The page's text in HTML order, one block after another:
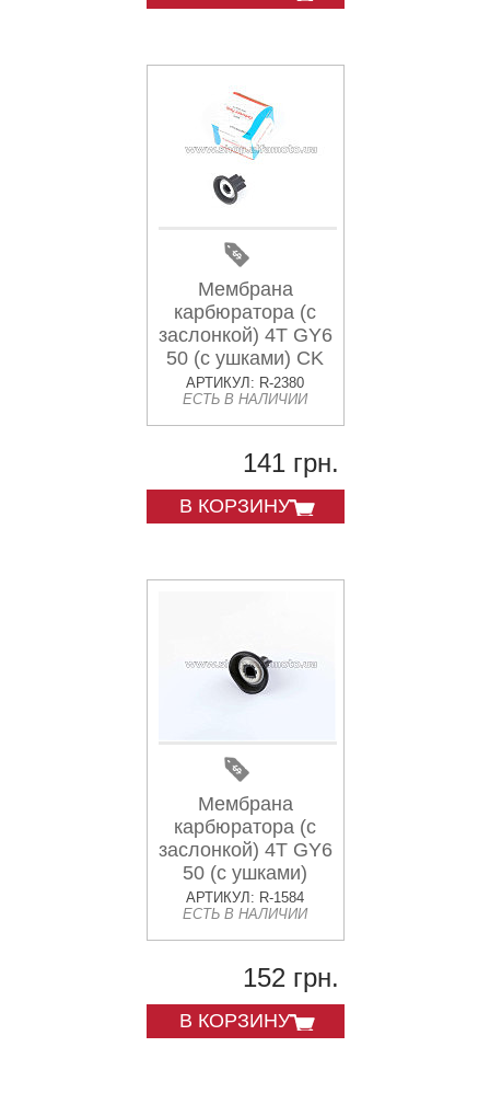
Мембрана
карбюратора (с
заслонкой) 4T GY6
50 (с ушками) CK
АРТИКУЛ: R-2380
ЕСТЬ В НАЛИЧИИ
141 грн.
В КОРЗИНУ
Мембрана
карбюратора (с
заслонкой) 4T GY6
50 (с ушками)
KOMATCU
АРТИКУЛ: R-1584
ЕСТЬ В НАЛИЧИИ
152 грн.
В КОРЗИНУ